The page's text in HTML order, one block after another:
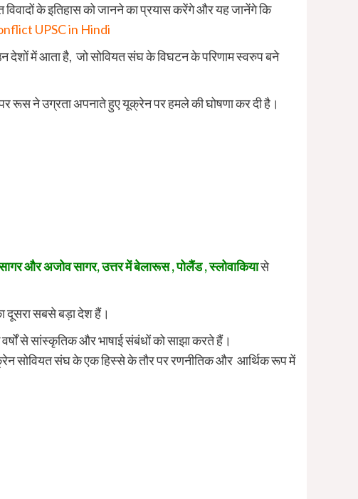
के इतिहास को जानने का प्रयास करेंगे और यह जानेंगे कि
UPSC in Hindi
में आता है, जो सोवियत संघ के विघटन के परिणाम स्वरुप बने
रूस ने उग्रता अपनाते हुए यूक्रेन पर हमले की घोषणा कर दी है।
सागर और अजोव सागर, उत्तर में बेलारूस , पोलैंड , स्लोवाकियासे
दूसरा सबसे बड़ा देश हैं।
से सांस्कृतिक और भाषाई संबंधों को साझा करते हैं।
सोवियत संघ के एक हिस्से के तौर पर रणनीतिक और आर्थिक रूप में